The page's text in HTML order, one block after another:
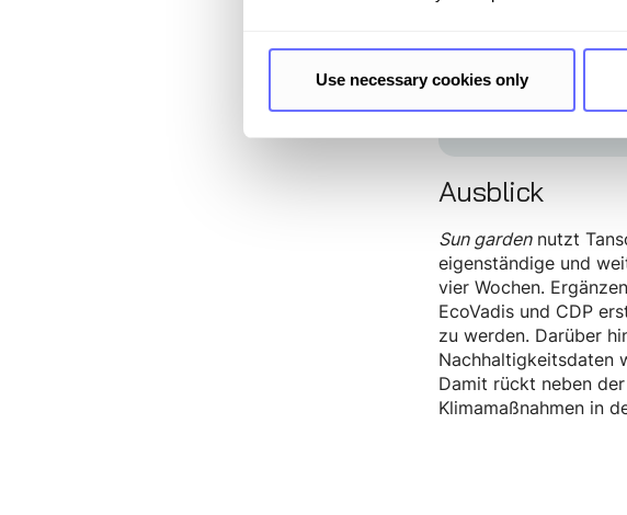
Use necessary cookies only Leitung
Ausblick
Sun gardennutzt
eigenständige und
vier Wochen.
EcoVadis und CDP
zu werden. Darüber
Nachhaltigkeitsdaten
Damit rückt neben
Klimamaßnahmen in